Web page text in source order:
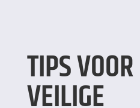
TIPS
VEILIGE